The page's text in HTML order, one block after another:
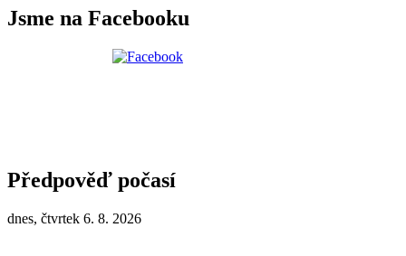
Jsme na Facebooku
Předpověď počasí
dnes, čtvrtek 6. 8. 2026